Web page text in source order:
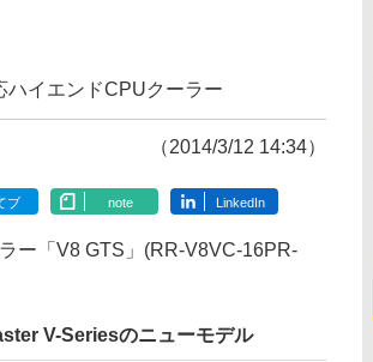
ハイエンドCPUクーラー
（2014/3/12 14:34）
ブ note LinkedIn
ー「V8 GTS」(RR-V8VC-16PR-
V-Seriesのニューモデル